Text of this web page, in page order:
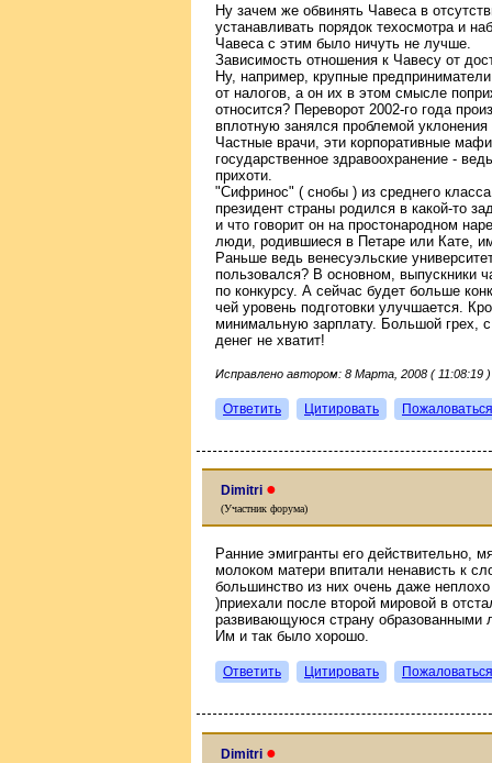
Ну зачем же обвинять Чавеса в
устанавливать порядок техосмотра и
Чавеса с этим было ничуть не лучше.
Зависимость отношения к Чавесу от
Ну, например, крупные
от налогов, а он их в этом смысле
относится? Переворот 2002-го года
вплотную занялся проблемой уклонения
Частные врачи, эти корпоративные
государственное здравоохранение -
прихоти.
"Сифринос" ( снобы ) из среднего
президент страны родился в какой-то
и что говорит он на простонародном
люди, родившиеся в Петаре или Кате,
Раньше ведь венесуэльские
пользовался? В основном, выпускники
по конкурсу. А сейчас будет больше
чей уровень подготовки улучшается.
минимальную зарплату. Большой грех,
денег не хватит!
Исправлено автором: 8 Марта, 2008 ( 11:08:19 )
Ответить Цитировать Пожаловаться
Dimitri ●
(Участник форума)
Ранние эмигранты его действительно,
молоком матери впитали ненависть к
большинство из них очень даже
)приехали после второй мировой в
развивающуюся страну
Им и так было хорошо.
Ответить Цитировать Пожаловаться
Dimitri ●